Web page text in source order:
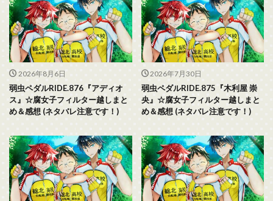
2026年8月6日
弱虫ペダルRIDE.876『アディオ
ス』☆腐女子フィルター越しまと
め＆感想 (ネタバレ注意です！)
2026年7月30日
弱虫ペダルRIDE.875『木利屋 崇
央』☆腐女子フィルター越しまと
め＆感想 (ネタバレ注意です！)